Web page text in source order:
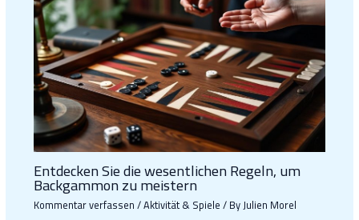
Entdecken Sie die wesentlichen Regeln, um
Backgammon zu meistern
Kommentar verfassen/Aktivität & Spiele/ ByJulien Morel